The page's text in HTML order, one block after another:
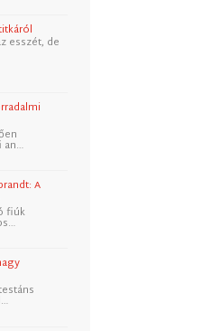
esszét, de
an…
A
fiúk